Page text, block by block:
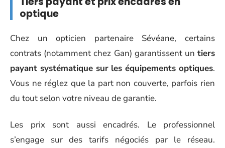
optique
Chez un opticien partenaire Sévéane, certains
contrats (notamment chez Gan) garantissent un tiers
payant systématique sur les équipements optiques.
Vous ne réglez que la part non couverte, parfois rien
du tout selon votre niveau de garantie.
Les prix sont aussi encadrés. Le professionnel
s’engage sur des tarifs négociés par le réseau.